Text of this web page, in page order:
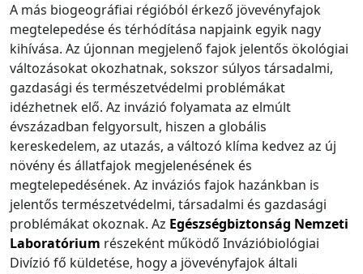
A más biogeográfiai régióból érkező jövevényfajok
megtelepedése és térhódítása napjaink egyik nagy
kihívása. Az újonnan megjelenő fajok jelentős ökológiai
változásokat okozhatnak, sokszor súlyos társadalmi,
gazdasági és természetvédelmi problémákat
idézhetnek elő. Az invázió folyamata az elmúlt
évszázadban felgyorsult, hiszen a globális
kereskedelem, az utazás, a változó klíma kedvez az új
növény és állatfajok megjelenésének és
megtelepedésének. Az inváziós fajok hazánkban is
jelentős természetvédelmi, társadalmi és gazdasági
problémákat okoznak. Az Egészségbiztonság Nemzeti
Laboratórium részeként működő Invázióbiológiai
Divízió fő küldetése, hogy a jövevényfajok általi